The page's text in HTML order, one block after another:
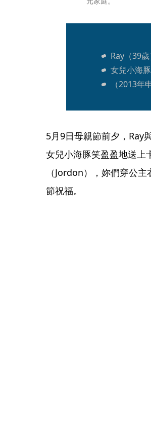
Ray（39
女兒小海豚
（2013年
5月9日母親節前夕，Ray
女兒小海豚笑盈盈地送上
（Jordon），妳們穿公
節祝福。